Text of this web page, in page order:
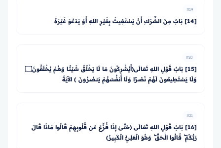
#19
[14] بَابٌ مِنَ الشِّرْكِ أَنْ يَسْتَغِيثَ بِغَيْرِ اللهِ أَوْ يَدْعُوَ غَيْرَهُ
#20
[15] بَابُ قَوْلِ اللهِ تَعَالَى﴿أَيُشْرِكُونَ مَا لَا يَخْلُقُ شَيْئًا وَهُمْ يُخْلَقُونَ۝
وَلَا يَسْتَطِيعُونَ لَهُمْ نَصْرًا وَلَا أَنفُسَهُمْ يَنصُرُونَ ﴾ الآيَةَ
#21
[16] بَابُ قَوْلِ اللهِ تَعَالَى ﴿حَتَّىٰ إِذَا فُزِّعَ عَن قُلُوبِهِمْ قَالُوا مَاذَا قَالَ
رَبُّكُمْ ۖ قَالُوا الْحَقَّ ۖ وَهُوَ الْعَلِيُّ الْكَبِيرُ﴾